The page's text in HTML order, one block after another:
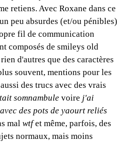
retiens. Avec Roxane dans ce
peu absurdes (et/ou pénibles)
fil de communication
composés de smileys old
d'autres que des caractères
souvent, mentions pour les
des trucs avec des vrais
somnambule voire j'ai
des pots de yaourt reliés
mal wtfet même, parfois, des
normaux, mais moins